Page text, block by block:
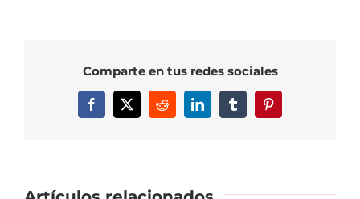
Semana
del
22
Comparte en tus redes sociales
Facebook
X RedditLinkedInTumblrPinterest